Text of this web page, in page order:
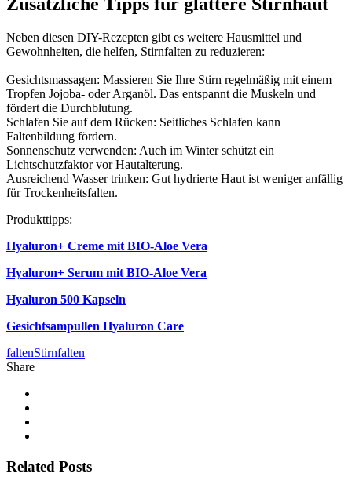
Neben diesen DIY-Rezepten gibt es weitere Hausmittel und
Gewohnheiten, die helfen, Stirnfalten zu reduzieren:
Gesichtsmassagen: Massieren Sie Ihre Stirn regelmäßig mit einem
Tropfen Jojoba- oder Arganöl. Das entspannt die Muskeln und
fördert die Durchblutung.
Schlafen Sie auf dem Rücken: Seitliches Schlafen kann
Faltenbildung fördern.
Sonnenschutz verwenden: Auch im Winter schützt ein
Lichtschutzfaktor vor Hautalterung.
Ausreichend Wasser trinken: Gut hydrierte Haut ist weniger anfällig
für Trockenheitsfalten.
Produkttipps:
Hyaluron+ Creme mit BIO-Aloe Vera
Hyaluron+ Serum mit BIO-Aloe Vera
Hyaluron 500 Kapseln
Gesichtsampullen Hyaluron Care
faltenStirnfalten
Share
Related Posts